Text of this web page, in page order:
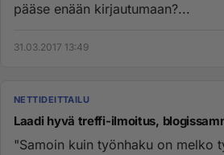
pääse enään kirjautumaan?...
31.03.2017 13:49
NETTIDEITTAILU
Laadi hyvä treffi-ilmoitus,
"Samoin kuin työnhaku on melko